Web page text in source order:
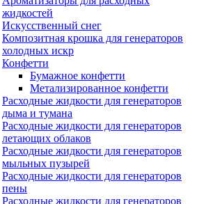
жидкостей
Искусственный снег
Композитная крошка для генераторов
холодных искр
Конфетти
Бумажное конфетти
Метализированное конфетти
Расходные жидкости для генераторов
дыма и тумана
Расходные жидкости для генераторов
летающих облаков
Расходные жидкости для генераторов
мыльных пузырей
Расходные жидкости для генераторов
пены
Расходные жидкости для генераторов